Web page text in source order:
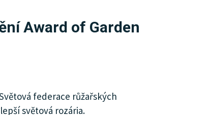
Award of Garden
federace růžařských
světová rozária.